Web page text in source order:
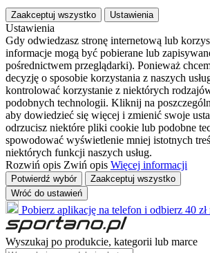
Zaakceptuj wszystko Ustawienia
Ustawienia
Gdy odwiedzasz stronę internetową lub
informacje mogą być pobierane lub
pośrednictwem przeglądarki). Ponieważ
decyzję o sposobie korzystania z naszych
kontrolować korzystanie z niektórych
podobnych technologii. Kliknij na
aby dowiedzieć się więcej i zmienić swoje
odrzucisz niektóre pliki cookie lub podobne
spowodować wyświetlenie mniej istotnych
niektórych funkcji naszych usług.
Rozwiń opis Zwiń opis Więcej informacji
Potwierdź wybór
Zaakceptuj wszystko
Wróć do ustawień
Pobierz aplikację na telefon i odbierz 40 zł
Wyszukaj po produkcie, kategorii lub marce